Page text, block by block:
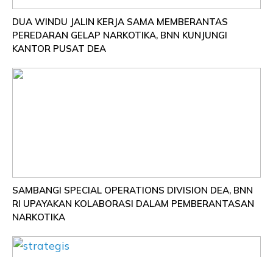
DUA WINDU JALIN KERJA SAMA MEMBERANTAS
PEREDARAN GELAP NARKOTIKA, BNN KUNJUNGI
KANTOR PUSAT DEA
SAMBANGI SPECIAL OPERATIONS DIVISION DEA, BNN
RI UPAYAKAN KOLABORASI DALAM PEMBERANTASAN
NARKOTIKA